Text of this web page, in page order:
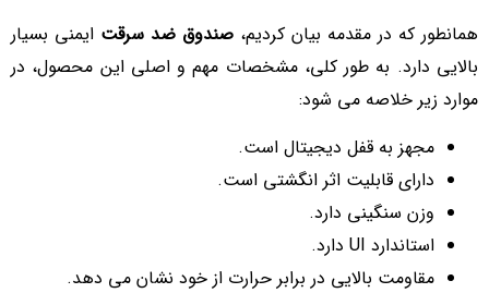
همانطور که در مقدمه بیان کردیم، صندوق ضد سرقت ایمنی بسیار
بالایی دارد. به طور کلی، مشخصات مهم و اصلی این محصول، در
موارد زیر خلاصه می شود:
مجهز به قفل دیجیتال است.
دارای قابلیت اثر انگشتی است.
وزن سنگینی دارد.
استاندارد UI دارد.
مقاومت بالایی در برابر حرارت از خود نشان می دهد.